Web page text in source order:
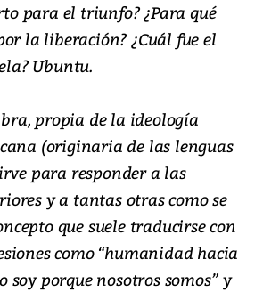
para el triunfo? ¿Para qué
la liberación? ¿Cuál fue el
Ubuntu.
propia de la ideología
(originaria de las lenguas
para responder a las
y a tantas otras como se
que suele traducirse con
como “humanidad hacia
soy porque nosotros somos” y